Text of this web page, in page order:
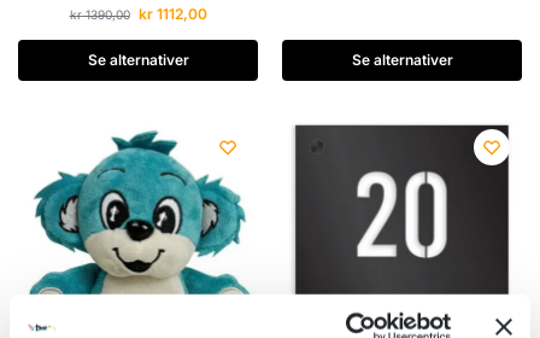
kr1390,00 kr1112,00
Se alternativer Se alternativer